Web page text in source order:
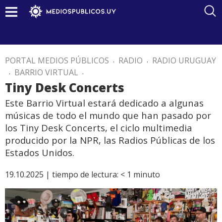
PORTAL MEDIOS PÚBLICOS . RADIO . RADIO URUGUAY
. BARRIO VIRTUAL .
Tiny Desk Concerts
Este Barrio Virtual estará dedicado a algunas
músicas de todo el mundo que han pasado por
los Tiny Desk Concerts, el ciclo multimedia
producido por la NPR, las Radios Públicas de los
Estados Unidos.
19.10.2025 | tiempo de lectura: < 1 minuto